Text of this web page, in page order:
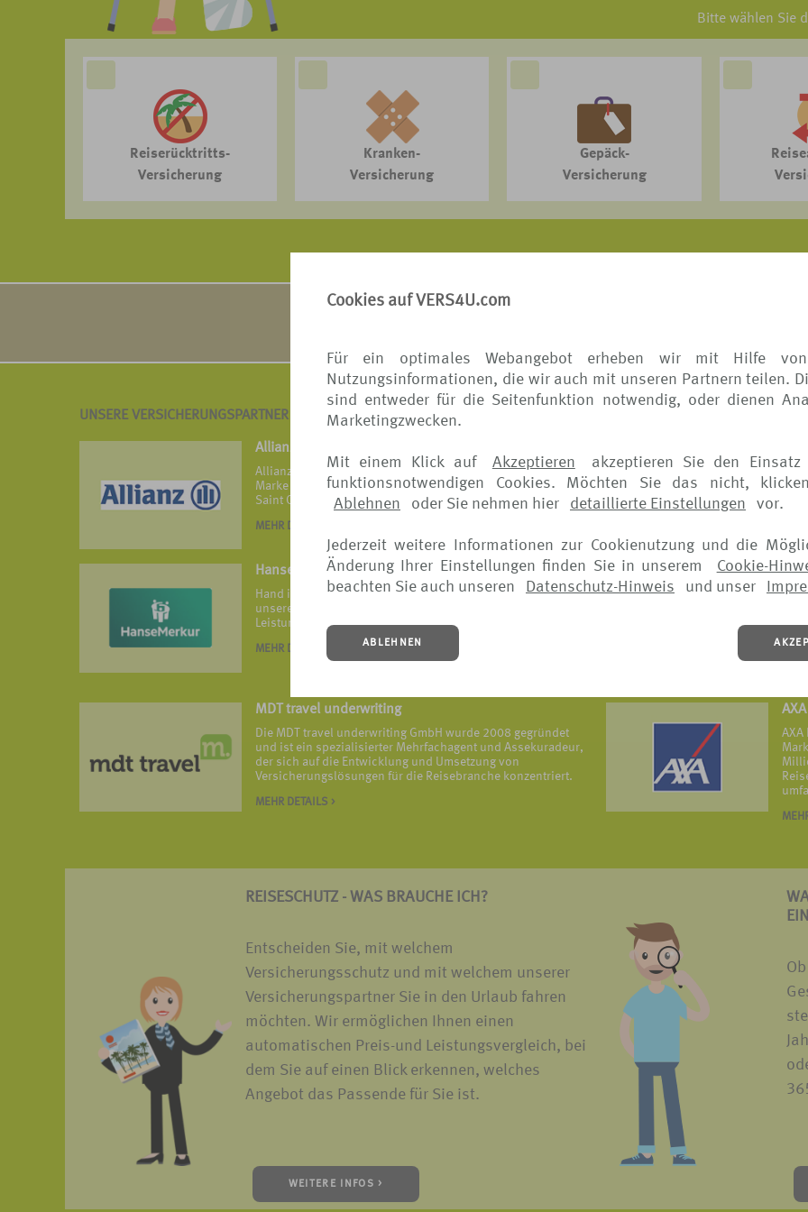
Cookies auf VERS4U.com
Für ein optimales Webangebot erheben wir mit Hilfe von
Nutzungsinformationen, die wir auch mit unseren Partnern teilen.
sind entweder für die Seitenfunktion notwendig, oder dienen
Marketingzwecken.
Mit einem Klick auf Akzeptieren
akzeptieren Sie den
funktionsnotwendigen Cookies. Möchten Sie das nicht,
Ablehnen
oder Sie nehmen hier detaillierte Einstellungen vor.
Jederzeit weitere Informationen zur Cookienutzung und die
Änderung Ihrer Einstellungen finden Sie in unserem
Cookie-
beachten Sie auch unseren
Datenschutz-Hinweis und unser
ABLEHNEN
Bitte wählen Sie
Reiserücktritts-
Versicherung
Kranken-
Versicherung
Gepäck-
Versicherung
VERS[4u] - DAS REISESCHUTZPORTAL der TUI
Ausführliche Informationen (Erstinformation) zu Ihrem Vermittler finden
UNSERE VERSICHERUNGSPARTNER IM ÜBERBLICK
Allianz
Allianz Travel ist die Reiseversicherungs- und Assistance-
Marke von Allianz Partners mit Firmenhauptsitz in Frankreich,
Saint Ouen.
MEHR DETAILS >
Die
in
HanseMerkur Reiseversicherung
Hand in Hand ist HanseMerkur – ein Grundsatz, der sich in
unseren vielfach ausgezeichneten Produkten sowie in allen
Leistungsangeboten widerspiegelt.
MEHR DETAILS >
Die
MDT travel underwriting
Die MDT travel underwriting GmbH wurde 2008 gegründet
und ist ein spezialisierter Mehrfachagent und Assekuradeur,
der sich auf die Entwicklung und Umsetzung von
Versicherungslösungen für die Reisebranche konzentriert.
MEHR DETAILS >
AXA
REISESCHUTZ - WAS BRAUCHE ICH?
Entscheiden Sie, mit welchem
Versicherungsschutz und mit welchem unserer
Versicherungspartner Sie in den Urlaub fahren
möchten. Wir ermöglichen Ihnen einen
automatischen Preis-und Leistungsvergleich, bei
dem Sie auf einen Blick erkennen, welches
Angebot das Passende für Sie ist.
WEITERE INFOS >